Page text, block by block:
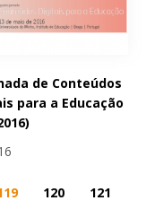
de Conteúdos
para a Educação
120
121